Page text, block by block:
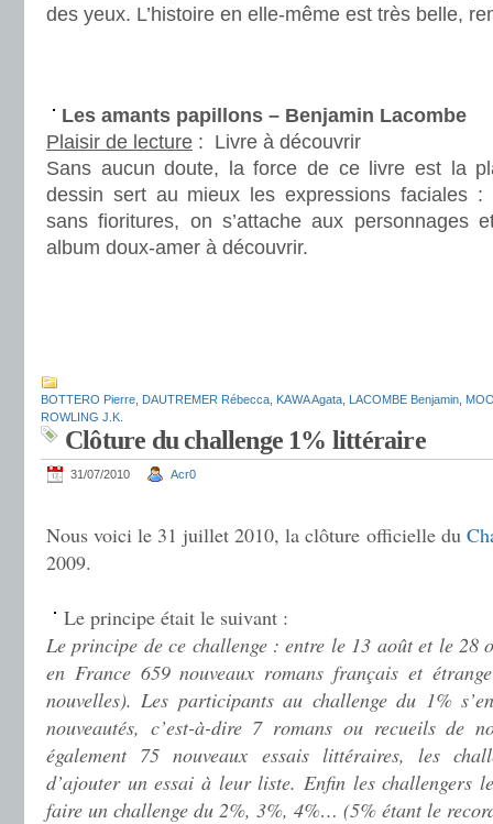
des yeux. L’histoire en elle-même est très belle,
Les amants papillons – Benjamin Lacombe
Plaisir de lecture : Livre à découvrir
Sans aucun doute, la force de ce livre est la
dessin sert au mieux les expressions faciales :
sans fioritures, on s’attache aux personnages
album doux-amer à découvrir.
BOTTERO Pierre DAUTREMER Rébecca KAWA Agata LACOMBE Benjamin
ROWLING J.K.
Clôture du challenge 1% littéraire
31/07/2010 Acr0
Nous voici le 31 juillet 2010, la clôture officielle du
2009.
Le principe était le suivant :
Le principe de ce challenge : entre le 13 août et le 28
en France 659 nouveaux romans français et
nouvelles). Les participants au challenge du 1%
nouveautés, c’est-à-dire 7 romans ou recueils de
également 75 nouveaux essais littéraires, les
d’ajouter un essai à leur liste. Enfin les challengers
faire un challenge du 2%, 3%, 4%… (5% étant le